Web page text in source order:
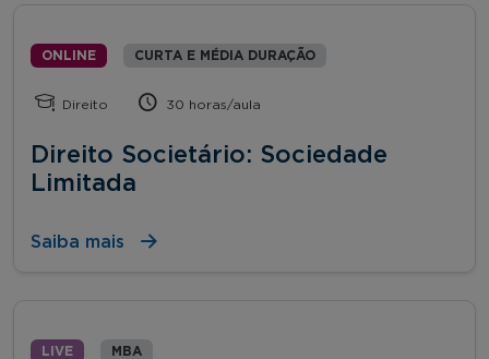
ONLINE CURTA E MÉDIA DURAÇÃO
Direito 30 horas/aula
Direito Societário: Sociedade
Limitada
Saiba mais
LIVE MBA